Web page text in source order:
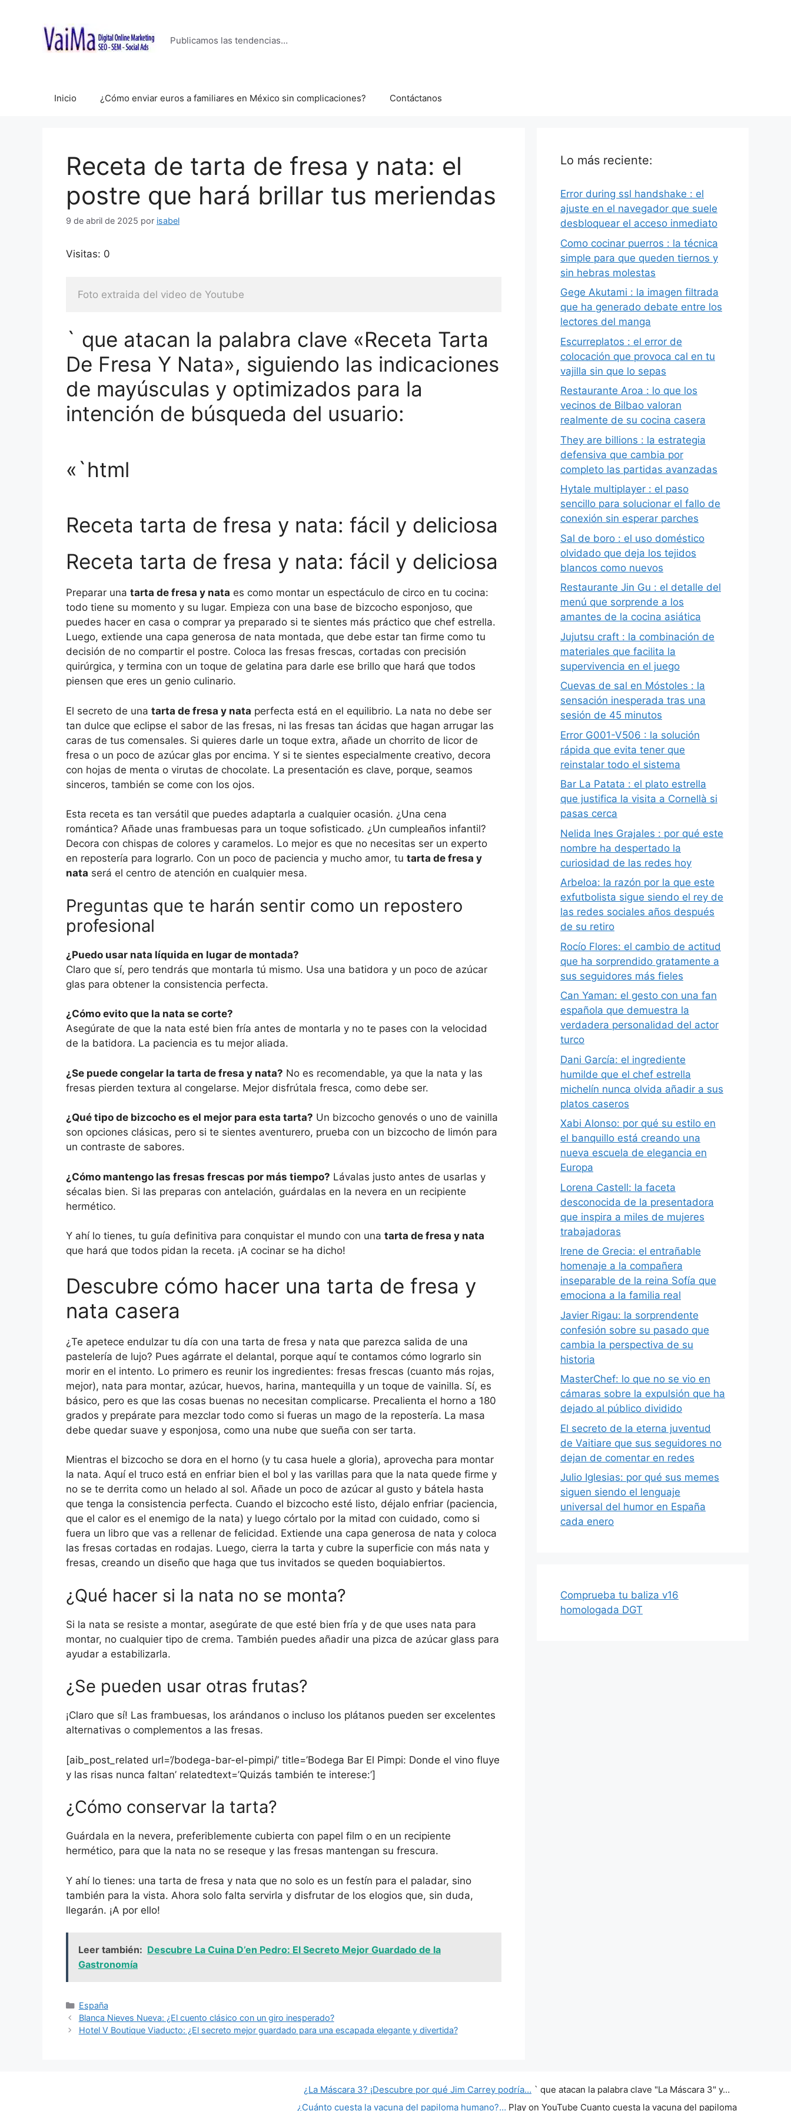
contenido
Publicamos las tendencias…
Inicio ¿Cómo enviar euros a familiares en México sin complicaciones? Contáctanos
Receta de tarta de fresa y nata: el
postre que hará brillar tus meriendas
9 de abril de 2025 por isabel
Visitas: 0
Foto extraida del video de Youtube
` que atacan la palabra clave «Receta Tarta
De Fresa Y Nata», siguiendo las indicaciones
de mayúsculas y optimizados para la
intención de búsqueda del usuario:
«`html
Receta tarta de fresa y nata: fácil y deliciosa
Receta tarta de fresa y nata: fácil y deliciosa
Preparar una tarta de fresa y nata es como montar un espectáculo de circo en tu cocina:
todo tiene su momento y su lugar. Empieza con una base de bizcocho esponjoso, que
puedes hacer en casa o comprar ya preparado si te sientes más práctico que chef estrella.
Luego, extiende una capa generosa de nata montada, que debe estar tan firme como tu
decisión de no compartir el postre. Coloca las fresas frescas, cortadas con precisión
quirúrgica, y termina con un toque de gelatina para darle ese brillo que hará que todos
piensen que eres un genio culinario.
El secreto de una tarta de fresa y nata perfecta está en el equilibrio. La nata no debe ser
tan dulce que eclipse el sabor de las fresas, ni las fresas tan ácidas que hagan arrugar las
caras de tus comensales. Si quieres darle un toque extra, añade un chorrito de licor de
fresa o un poco de azúcar glas por encima. Y si te sientes especialmente creativo, decora
con hojas de menta o virutas de chocolate. La presentación es clave, porque, seamos
sinceros, también se come con los ojos.
Esta receta es tan versátil que puedes adaptarla a cualquier ocasión. ¿Una cena
romántica? Añade unas frambuesas para un toque sofisticado. ¿Un cumpleaños infantil?
Decora con chispas de colores y caramelos. Lo mejor es que no necesitas ser un experto
en repostería para lograrlo. Con un poco de paciencia y mucho amor, tu tarta de fresa y
nata será el centro de atención en cualquier mesa.
Preguntas que te harán sentir como un repostero
profesional
¿Puedo usar nata líquida en lugar de montada?
Claro que sí, pero tendrás que montarla tú mismo. Usa una batidora y un poco de azúcar
glas para obtener la consistencia perfecta.
¿Cómo evito que la nata se corte?
Asegúrate de que la nata esté bien fría antes de montarla y no te pases con la velocidad
de la batidora. La paciencia es tu mejor aliada.
¿Se puede congelar la tarta de fresa y nata? No es recomendable, ya que la nata y las
fresas pierden textura al congelarse. Mejor disfrútala fresca, como debe ser.
¿Qué tipo de bizcocho es el mejor para esta tarta? Un bizcocho genovés o uno de vainilla
son opciones clásicas, pero si te sientes aventurero, prueba con un bizcocho de limón para
un contraste de sabores.
¿Cómo mantengo las fresas frescas por más tiempo? Lávalas justo antes de usarlas y
sécalas bien. Si las preparas con antelación, guárdalas en la nevera en un recipiente
hermético.
Y ahí lo tienes, tu guía definitiva para conquistar el mundo con una tarta de fresa y nata
que hará que todos pidan la receta. ¡A cocinar se ha dicho!
Descubre cómo hacer una tarta de fresa y
nata casera
¿Te apetece endulzar tu día con una tarta de fresa y nata que parezca salida de una
pastelería de lujo? Pues agárrate el delantal, porque aquí te contamos cómo lograrlo sin
morir en el intento. Lo primero es reunir los ingredientes: fresas frescas (cuanto más rojas,
mejor), nata para montar, azúcar, huevos, harina, mantequilla y un toque de vainilla. Sí, es
básico, pero es que las cosas buenas no necesitan complicarse. Precalienta el horno a 180
grados y prepárate para mezclar todo como si fueras un mago de la repostería. La masa
debe quedar suave y esponjosa, como una nube que sueña con ser tarta.
Mientras el bizcocho se dora en el horno (y tu casa huele a gloria), aprovecha para montar
la nata. Aquí el truco está en enfriar bien el bol y las varillas para que la nata quede firme y
no se te derrita como un helado al sol. Añade un poco de azúcar al gusto y bátela hasta
que tenga la consistencia perfecta. Cuando el bizcocho esté listo, déjalo enfriar (paciencia,
que el calor es el enemigo de la nata) y luego córtalo por la mitad con cuidado, como si
fuera un libro que vas a rellenar de felicidad. Extiende una capa generosa de nata y coloca
las fresas cortadas en rodajas. Luego, cierra la tarta y cubre la superficie con más nata y
fresas, creando un diseño que haga que tus invitados se queden boquiabiertos.
¿Qué hacer si la nata no se monta?
Si la nata se resiste a montar, asegúrate de que esté bien fría y de que uses nata para
montar, no cualquier tipo de crema. También puedes añadir una pizca de azúcar glass para
ayudar a estabilizarla.
¿Se pueden usar otras frutas?
¡Claro que sí! Las frambuesas, los arándanos o incluso los plátanos pueden ser excelentes
alternativas o complementos a las fresas.
[aib_post_related url=’/bodega-bar-el-pimpi/’ title=’Bodega Bar El Pimpi: Donde el vino fluye
y las risas nunca faltan’ relatedtext=’Quizás también te interese:’]
¿Cómo conservar la tarta?
Guárdala en la nevera, preferiblemente cubierta con papel film o en un recipiente
hermético, para que la nata no se reseque y las fresas mantengan su frescura.
Y ahí lo tienes: una tarta de fresa y nata que no solo es un festín para el paladar, sino
también para la vista. Ahora solo falta servirla y disfrutar de los elogios que, sin duda,
llegarán. ¡A por ello!
Leer también: Descubre La Cuina D’en Pedro: El Secreto Mejor Guardado de la
Gastronomía
Categorías
España
Blanca Nieves Nueva: ¿El cuento clásico con un giro inesperado?
Hotel V Boutique Viaducto: ¿El secreto mejor guardado para una escapada elegante y divertida?
Lo más reciente:
Error during ssl handshake : el
ajuste en el navegador que suele
desbloquear el acceso inmediato
Como cocinar puerros : la técnica
simple para que queden tiernos y
sin hebras molestas
Gege Akutami : la imagen filtrada
que ha generado debate entre los
lectores del manga
Escurreplatos : el error de
colocación que provoca cal en tu
vajilla sin que lo sepas
Restaurante Aroa : lo que los
vecinos de Bilbao valoran
realmente de su cocina casera
They are billions : la estrategia
defensiva que cambia por
completo las partidas avanzadas
Hytale multiplayer : el paso
sencillo para solucionar el fallo de
conexión sin esperar parches
Sal de boro : el uso doméstico
olvidado que deja los tejidos
blancos como nuevos
Restaurante Jin Gu : el detalle del
menú que sorprende a los
amantes de la cocina asiática
Jujutsu craft : la combinación de
materiales que facilita la
supervivencia en el juego
Cuevas de sal en Móstoles : la
sensación inesperada tras una
sesión de 45 minutos
Error G001-V506 : la solución
rápida que evita tener que
reinstalar todo el sistema
Bar La Patata : el plato estrella
que justifica la visita a Cornellà si
pasas cerca
Nelida Ines Grajales : por qué este
nombre ha despertado la
curiosidad de las redes hoy
Arbeloa: la razón por la que este
exfutbolista sigue siendo el rey de
las redes sociales años después
de su retiro
Rocío Flores: el cambio de actitud
que ha sorprendido gratamente a
sus seguidores más fieles
Can Yaman: el gesto con una fan
española que demuestra la
verdadera personalidad del actor
turco
Dani García: el ingrediente
humilde que el chef estrella
michelín nunca olvida añadir a sus
platos caseros
Xabi Alonso: por qué su estilo en
el banquillo está creando una
nueva escuela de elegancia en
Europa
Lorena Castell: la faceta
desconocida de la presentadora
que inspira a miles de mujeres
trabajadoras
Irene de Grecia: el entrañable
homenaje a la compañera
inseparable de la reina Sofía que
emociona a la familia real
Javier Rigau: la sorprendente
confesión sobre su pasado que
cambia la perspectiva de su
historia
MasterChef: lo que no se vio en
cámaras sobre la expulsión que ha
dejado al público dividido
El secreto de la eterna juventud
de Vaitiare que sus seguidores no
dejan de comentar en redes
Julio Iglesias: por qué sus memes
siguen siendo el lenguaje
universal del humor en España
cada enero
Comprueba tu baliza v16
homologada DGT
¿La Máscara 3? ¡Descubre por qué Jim Carrey podría… ` que atacan la palabra clave "La Máscara 3" y…
¿Cuánto cuesta la vacuna del papiloma humano?… Play on YouTube Cuanto cuesta la vacuna del papiloma